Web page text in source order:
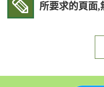
所要求的頁面,